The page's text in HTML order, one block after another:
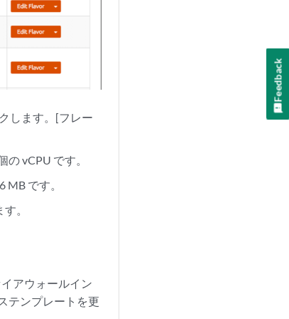
します。[フレー
vCPU です。
です。
。
アウォールイン
テンプレートを更
Feedback